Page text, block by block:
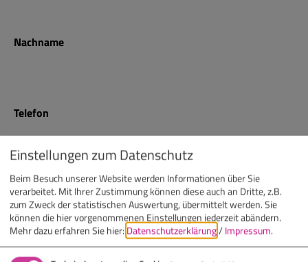
Nachname
Telefon
E-Mail
Nachricht(optional)
Einstellungen zum Datenschutz
Beim Besuch unserer Website werden Informationen über Sie
verarbeitet. Mit Ihrer Zustimmung können diese auch an Dritte, z.B.
zum Zweck der statistischen Auswertung, übermittelt werden. Sie
können die hier vorgenommenen Einstellungen jederzeit abändern.
Mehr dazu erfahren Sie hier:Datenschutzerklärung/Impressum.